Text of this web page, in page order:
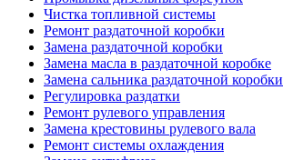
Чистка топливной системы
Ремонт раздаточной коробки
Замена раздаточной коробки
Замена масла в раздаточной коробке
Замена сальника раздаточной коробки
Регулировка раздатки
Ремонт рулевого управления
Замена крестовины рулевого вала
Ремонт системы охлаждения